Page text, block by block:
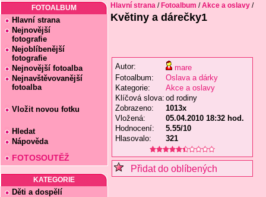
FOTOALBUM
Hlavní strana
Nejnovější
fotografie
Nejoblíbenější
fotografie
Nejnovější fotoalba
Nejnavštěvovanější
fotoalba
Vložit novou fotku
Hledat
Nápověda
FOTOSOUTĚŽ
KATEGORIE
Děti a dospělí
Hlavní strana / Fotoalbum /Akce a oslavy /
Květiny a dárečky1
Autor:
mare
Fotoalbum:
Oslava a dárky
Kategorie:
Akce a oslavy
Klíčová slova: od rodiny
Zobrazeno:
1013x
Vložená:
05.04.2010 18:32 hod.
Hodnocení:
5.55/10
Hlasovalo:
321
Přidat do oblíbených